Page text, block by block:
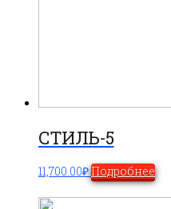
СТИЛЬ-5
11,700.00₽Подробнее